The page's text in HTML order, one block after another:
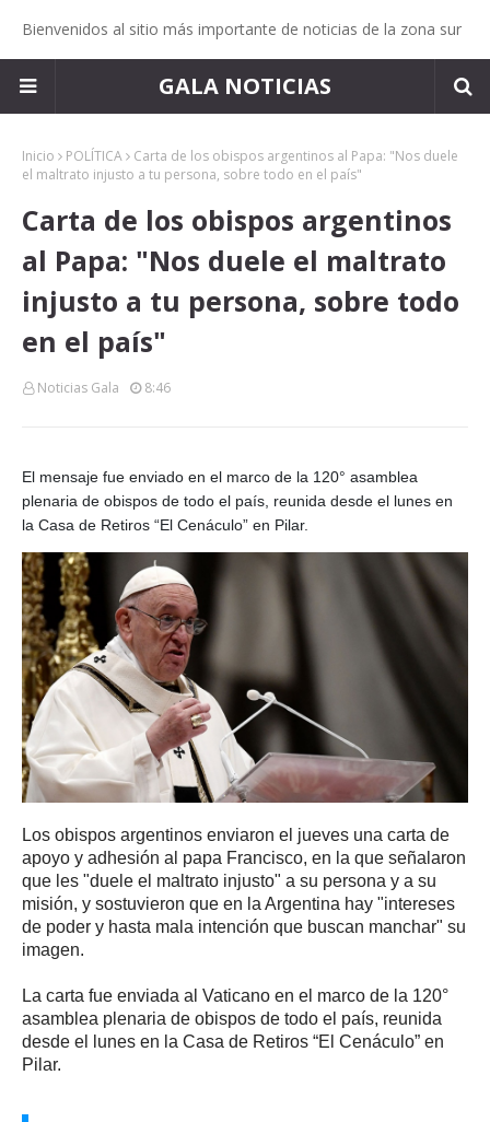
Bienvenidos al sitio más importante de noticias de la zona sur
GALA NOTICIAS
Inicio POLÍTICA
Carta de los obispos argentinos al Papa: "Nos duele
el maltrato injusto a tu persona, sobre todo en el país"
Carta de los obispos argentinos
al Papa: "Nos duele el maltrato
injusto a tu persona, sobre todo
en el país"
Noticias Gala 8:46
El mensaje fue enviado en el marco de la 120° asamblea
plenaria de obispos de todo el país, reunida desde el lunes en
la Casa de Retiros “El Cenáculo” en Pilar.
Los obispos argentinos enviaron el jueves una carta de
apoyo y adhesión al papa Francisco, en la que señalaron
que les "duele el maltrato injusto" a su persona y a su
misión, y sostuvieron que en la Argentina hay "intereses
de poder y hasta mala intención que buscan manchar" su
imagen.
La carta fue enviada al Vaticano en el marco de la 120°
asamblea plenaria de obispos de todo el país, reunida
desde el lunes en la Casa de Retiros “El Cenáculo” en
Pilar.